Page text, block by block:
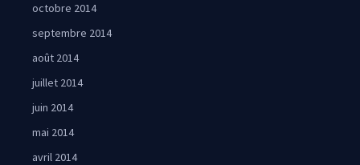
octobre 2014
septembre 2014
août 2014
juillet 2014
juin 2014
mai 2014
avril 2014